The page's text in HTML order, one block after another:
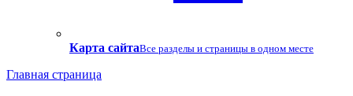
Карта сайтаВсе разделы и страницы в одном месте
Главная страница